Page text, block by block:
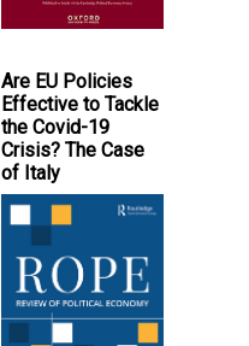
Are EU Policies
Effective to Tackle
the Covid-19
Crisis? The Case
of Italy